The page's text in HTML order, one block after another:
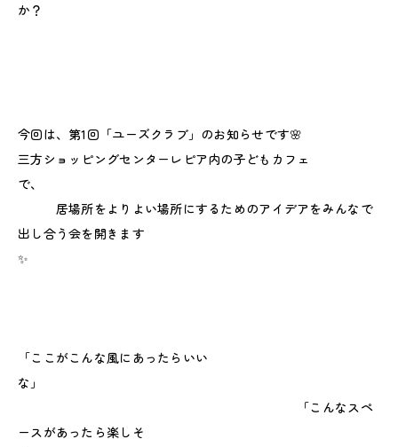
か？
今回は、第1回「ユーズクラブ」のお知らせです🌸
三方ショッピングセンターレピア内の子どもカフェ
で、
居場所をよりよい場所にするためのアイデアをみんなで
出し合う会を開きます
✨
「ここがこんな風にあったらいい
な」
「こんなスペ
ースがあったら楽しそ